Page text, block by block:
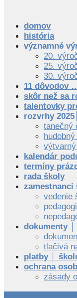
domov
história
významné
20.
25.
30.
11 dôvodov
skôr než sa
talentovky
rozvrhy
tanečný
kalendár
termíny
rada školy
zamestnanci
vedenie
dokumenty
tlačivá
platby │
ochrana
zásady